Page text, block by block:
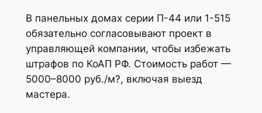
В панельных домах серии П-44 или 1-515
обязательно согласовывают проект в
управляющей компании, чтобы избежать
штрафов по КоАП РФ. Стоимость работ —
5000–8000 руб./м?, включая выезд
мастера.